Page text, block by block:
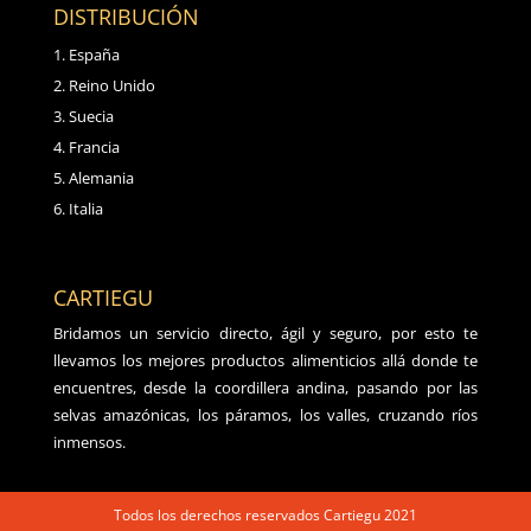
DISTRIBUCIÓN
España
Reino Unido
Suecia
Francia
Alemania
Italia
CARTIEGU
Bridamos un servicio directo, ágil y seguro, por esto te
llevamos los mejores productos alimenticios allá donde te
encuentres, desde la coordillera andina, pasando por las
selvas amazónicas, los páramos, los valles, cruzando ríos
inmensos.
Todos los derechos reservados Cartiegu 2021